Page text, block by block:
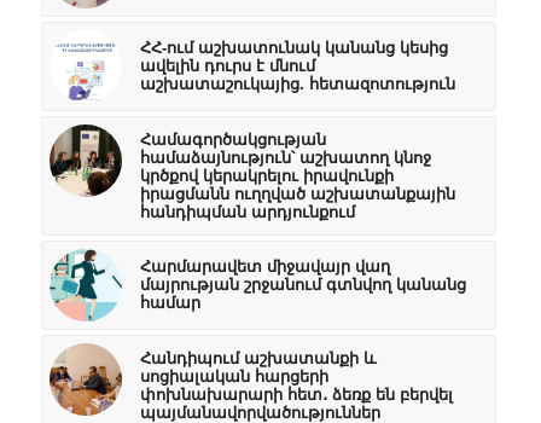
ՀՀ-ում աշխատունակ կանանց կեսից
ավելին դուրս է մնում
աշխատաշուկայից. հետազոտություն
Համագործակցության
համաձայնություն՝ աշխատող կնոջ
կրծքով կերակրելու իրավունքի
իրացմանն ուղղված աշխատանքային
հանդիպման արդյունքում
Հարմարավետ միջավայր վաղ
մայրության շրջանում գտնվող կանանց
համար
Հանդիպում աշխատանքի և
սոցիալական հարցերի
փոխնախարարի հետ․ ձեռք են բերվել
պայմանավորվածություններ